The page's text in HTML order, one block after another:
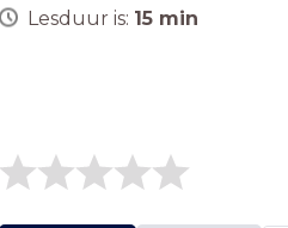
Lesduur is: 15 min